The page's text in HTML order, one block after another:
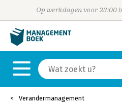
Op werkdagen voor 23:00
Verandermanagement